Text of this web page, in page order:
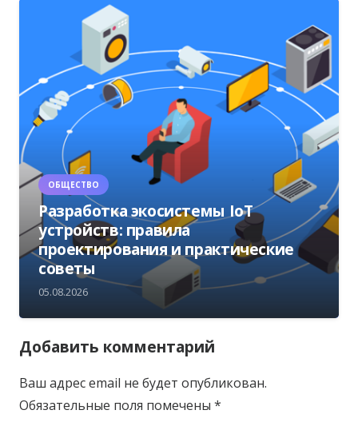
ОБЩЕСТВО
Разработка экосистемы IoT
устройств: правила
проектирования и практические
советы
05.08.2026
Добавить комментарий
Ваш адрес email не будет опубликован.
Обязательные поля помечены *